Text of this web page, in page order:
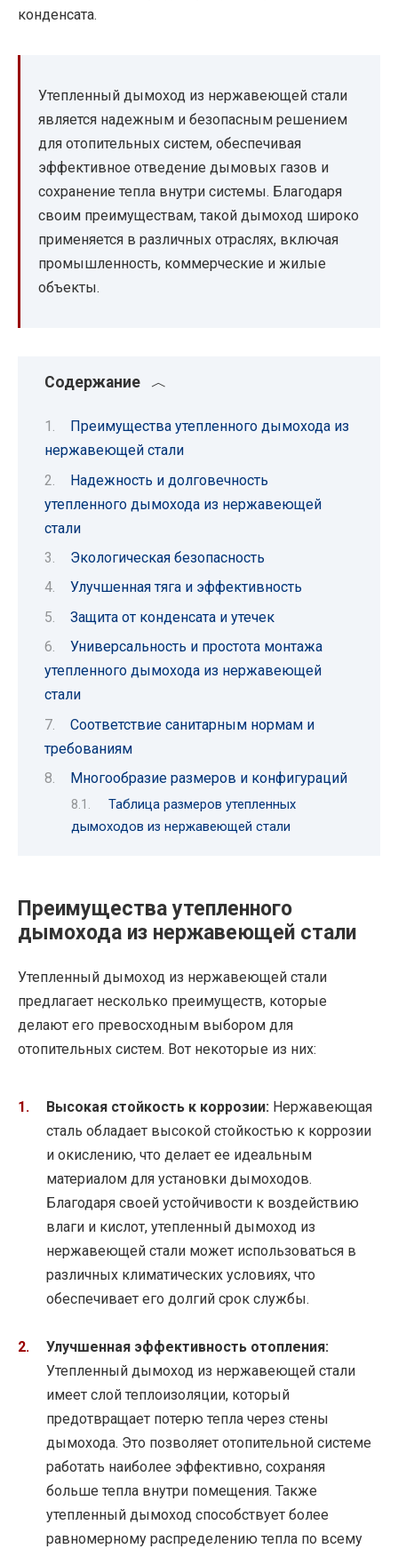
конденсата.
Утепленный дымоход из нержавеющей стали
является надежным и безопасным решением
для отопительных систем, обеспечивая
эффективное отведение дымовых газов и
сохранение тепла внутри системы. Благодаря
своим преимуществам, такой дымоход широко
применяется в различных отраслях, включая
промышленность, коммерческие и жилые
объекты.
Содержание
Преимущества утепленного дымохода из
нержавеющей стали
Надежность и долговечность
утепленного дымохода из нержавеющей
стали
Экологическая безопасность
Улучшенная тяга и эффективность
Защита от конденсата и утечек
Универсальность и простота монтажа
утепленного дымохода из нержавеющей
стали
Соответствие санитарным нормам и
требованиям
Многообразие размеров и конфигураций
Таблица размеров утепленных
дымоходов из нержавеющей стали
Преимущества утепленного
дымохода из нержавеющей стали
Утепленный дымоход из нержавеющей стали
предлагает несколько преимуществ, которые
делают его превосходным выбором для
отопительных систем. Вот некоторые из них:
Высокая стойкость к коррозии: Нержавеющая
сталь обладает высокой стойкостью к коррозии
и окислению, что делает ее идеальным
материалом для установки дымоходов.
Благодаря своей устойчивости к воздействию
влаги и кислот, утепленный дымоход из
нержавеющей стали может использоваться в
различных климатических условиях, что
обеспечивает его долгий срок службы.
Улучшенная эффективность отопления:
Утепленный дымоход из нержавеющей стали
имеет слой теплоизоляции, который
предотвращает потерю тепла через стены
дымохода. Это позволяет отопительной системе
работать наиболее эффективно, сохраняя
больше тепла внутри помещения. Также
утепленный дымоход способствует более
равномерному распределению тепла по всему